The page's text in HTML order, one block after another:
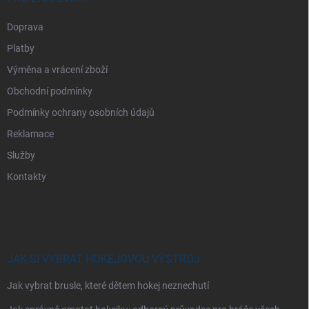
Doprava
Platby
Výměna a vrácení zboží
Obchodní podmínky
Podmínky ochrany osobních údajů
Reklamace
Služby
Kontakty
JAK SI VYBRAT HOKEJOVOU VÝSTROJ
Jak vybrat brusle, které dětem hokej neznechutí